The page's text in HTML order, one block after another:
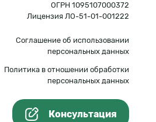
ОГРН 1095107000372
Лицензия ЛО-51-01-001222
Соглашение об использовании
персональных данных
Политика в отношении обработки
персональных данных
Консультация